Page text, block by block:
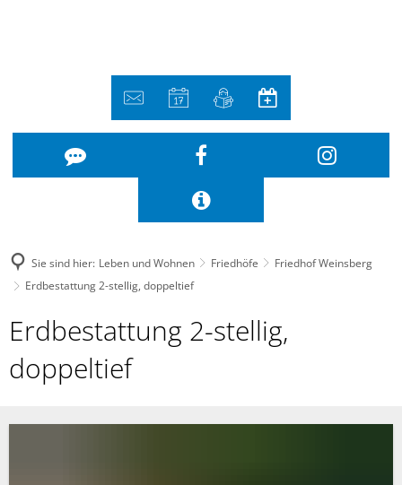
Sie sind hier: Leben und Wohnen Friedhöfe
Friedhof Weinsberg
Erdbestattung 2-stellig, doppeltief
Erdbestattung
2-
stellig,
doppeltief
Erdbestattung 2-stellig,
doppeltief